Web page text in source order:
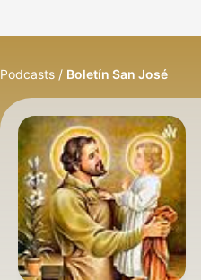
Podcasts Boletín San José